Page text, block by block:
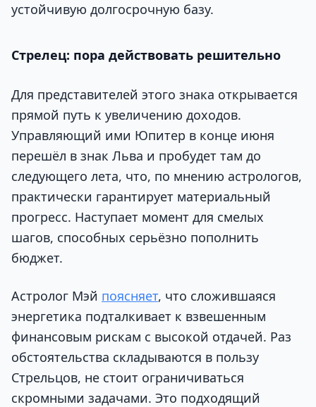
устойчивую долгосрочную базу.
Стрелец: пора действовать решительно
Для представителей этого знака открывается
прямой путь к увеличению доходов.
Управляющий ими Юпитер в конце июня
перешёл в знак Льва и пробудет там до
следующего лета, что, по мнению астрологов,
практически гарантирует материальный
прогресс. Наступает момент для смелых
шагов, способных серьёзно пополнить
бюджет.
Астролог Мэй поясняет, что сложившаяся
энергетика подталкивает к взвешенным
финансовым рискам с высокой отдачей. Раз
обстоятельства складываются в пользу
Стрельцов, не стоит ограничиваться
скромными задачами. Это подходящий